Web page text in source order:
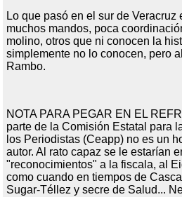
Lo que pasó en el sur de Veracruz
muchos mandos, poca
molino, otros que ni conocen la
simplemente no lo conocen, pero
Rambo.
NOTA PARA PEGAR EN EL
parte de la Comisión Estatal para
los Periodistas (Ceapp) no es un
autor. Al rato capaz se le estarían
"reconocimientos" a la fiscala, al
como cuando en tiempos de
Sugar-Téllez y secre de Salud...